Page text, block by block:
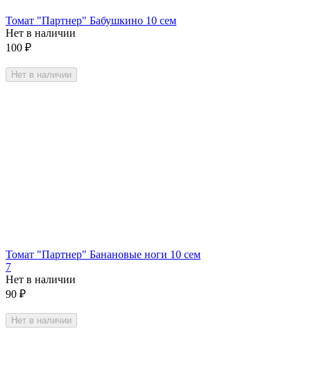
Томат "Партнер" Бабушкино 10 сем
Нет в наличии
100 ₽
Нет в наличии
Томат "Партнер" Банановые ноги 10 сем
7
Нет в наличии
90 ₽
Нет в наличии